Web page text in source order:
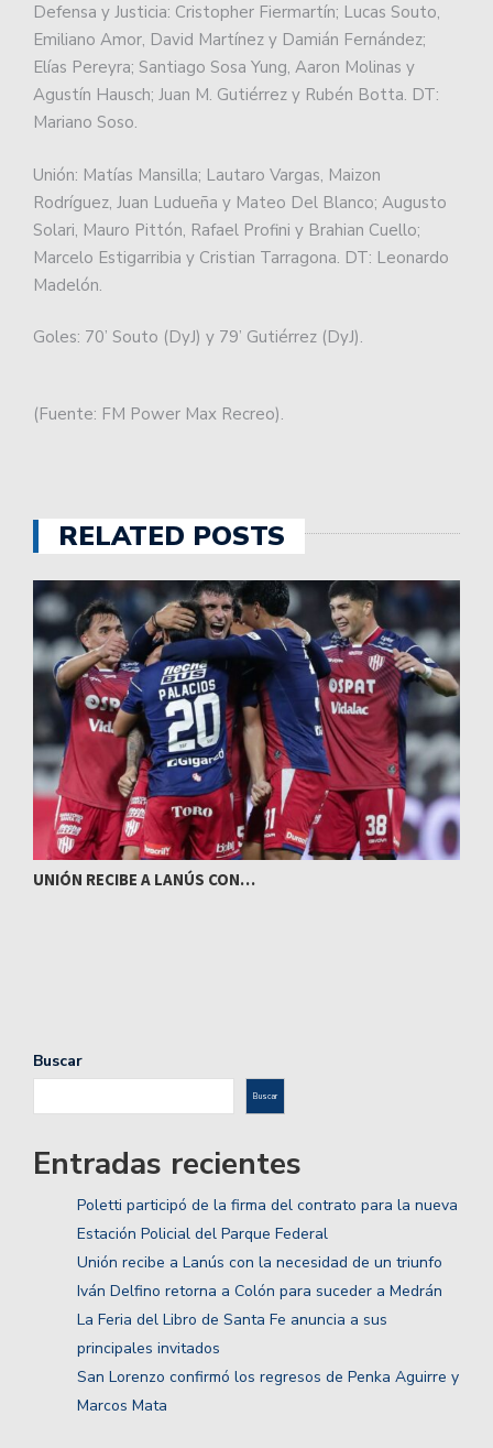
Defensa y Justicia: Cristopher Fiermartín; Lucas Souto,
Emiliano Amor, David Martínez y Damián Fernández;
Elías Pereyra; Santiago Sosa Yung, Aaron Molinas y
Agustín Hausch; Juan M. Gutiérrez y Rubén Botta. DT:
Mariano Soso.
Unión: Matías Mansilla; Lautaro Vargas, Maizon
Rodríguez, Juan Ludueña y Mateo Del Blanco; Augusto
Solari, Mauro Pittón, Rafael Profini y Brahian Cuello;
Marcelo Estigarribia y Cristian Tarragona. DT: Leonardo
Madelón.
Goles: 70’ Souto (DyJ) y 79’ Gutiérrez (DyJ).
(Fuente: FM Power Max Recreo).
RELATED POSTS
UNIÓN RECIBE A LANÚS CON…
Buscar
Buscar
Entradas recientes
Poletti participó de la firma del contrato para la nueva
Estación Policial del Parque Federal
Unión recibe a Lanús con la necesidad de un triunfo
Iván Delfino retorna a Colón para suceder a Medrán
La Feria del Libro de Santa Fe anuncia a sus
principales invitados
San Lorenzo confirmó los regresos de Penka Aguirre y
Marcos Mata